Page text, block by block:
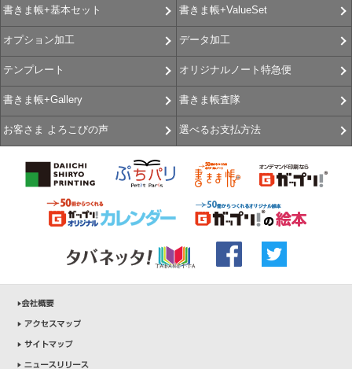
書きま帳+基本セット 書きま帳+ValueSet
オプション加工 データ加工
テンプレート オリジナルノート特急便
書きま帳+Gallery 書きま帳査隊
お客さま よろこびの声 選べるお支払方法